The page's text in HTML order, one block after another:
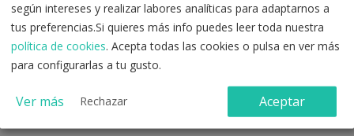
Las
relaciones
entre el
Derecho de la
Europea y el
de muerte derivada de
accidente de trabajo o
enfermedad profesional.
Efectividad económica de las
prestaciones. El auxilio por
según intereses y realizar labores analíticas para adaptarnos a
tus preferencias.Si quieres más info puedes leer toda nuestra
política de cookies. Acepta todas las cookies o pulsa en ver más
para configurarlas a tu gusto.
Ver más Rechazar Aceptar